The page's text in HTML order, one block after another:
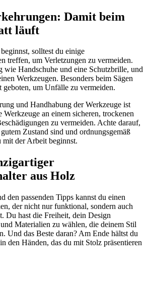
Damit beim
läuft
solltest du einige
treffen, um Verletzungen zu vermeiden.
wie Handschuhe und eine Schutzbrille, und
Werkzeugen. Besonders beim Sägen
um Unfälle zu vermeiden.
und Handhabung der Werkzeuge ist
an einem sicheren, trockenen
zu vermeiden. Achte darauf,
Zustand sind und ordnungsgemäß
der Arbeit beginnst.
aus Holz
den passenden Tipps kannst du einen
der nicht nur funktional, sondern auch
Du hast die Freiheit, dein Design
Materialien zu wählen, die deinem Stil
Und das Beste daran? Am Ende hältst du
den Händen, das du mit Stolz präsentieren